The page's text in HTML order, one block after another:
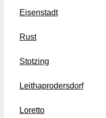
Eisenstadt
Rust
Stotzing
Leithaprodersdorf
Loretto